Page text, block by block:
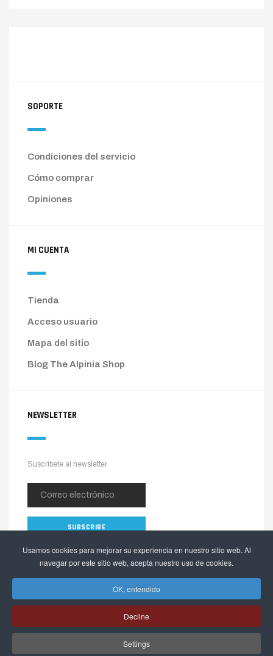
Usamos cookies para mejorar su experiencia en nuestro sitio web. Al
navegar por este sitio web, acepta nuestro uso de cookies.
OK, entendido
Decline
Settings
SOPORTE
Condiciones del servicio
Cómo comprar
Opiniones
MI CUENTA
Tienda
Acceso usuario
Mapa del sitio
Blog The Alpinia Shop
NEWSLETTER
Suscríbete al newsletter
Copyright © 2026 The Alpinia Shop. Todos los derechos reservados.
Webactualizable.com